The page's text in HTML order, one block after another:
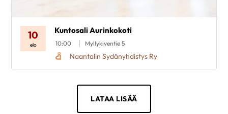
10
elo
Kuntosali Aurinkokoti
10:00 Myllykiventie 5
Naantalin Sydänyhdistys Ry
LATAA LISÄÄ